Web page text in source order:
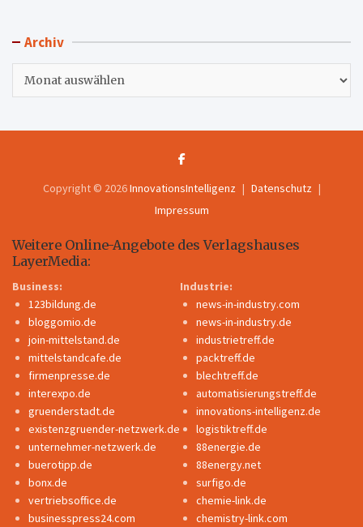
Archiv
Copyright © 2026InnovationsIntelligenz
Datenschutz
Impressum
Weitere Online-Angebote des Verlagshauses
LayerMedia:
Business:
123bildung.de
bloggomio.de
join-mittelstand.de
mittelstandcafe.de
firmenpresse.de
interexpo.de
gruenderstadt.de
existenzgruender-netzwerk.de
unternehmer-netzwerk.de
buerotipp.de
bonx.de
vertriebsoffice.de
businesspress24.com
Industrie:
news-in-industry.com
news-in-industry.de
industrietreff.de
packtreff.de
blechtreff.de
automatisierungstreff.de
innovations-intelligenz.de
logistiktreff.de
88energie.de
88energy.net
surfigo.de
chemie-link.de
chemistry-link.com